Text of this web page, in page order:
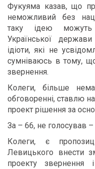
Фукуяма казав, що
неможливий без
таку ідею можуть
Української
ідіоти, які не
сумніваюсь в тому,
звернення.
Колеги, більше
обговоренні, ставлю
проект рішення за
За – 66, не голосував
Колеги, є
Левицького внести
проекту звернення